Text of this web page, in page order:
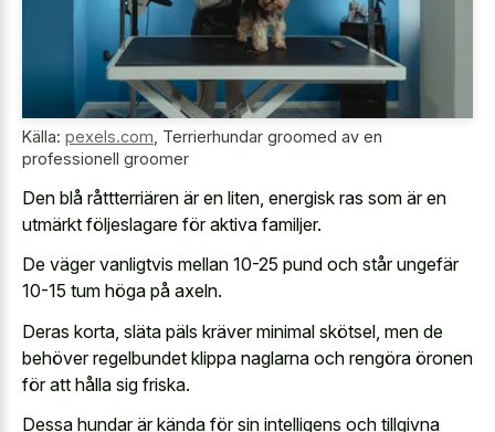
Källa: pexels.com Terrierhundar groomed av en
professionell groomer
Den blå råttterriären är en liten, energisk ras som är en
utmärkt följeslagare för aktiva familjer.
De väger vanligtvis mellan 10-25 pund och står ungefär
10-15 tum höga på axeln.
Deras korta, släta päls kräver minimal skötsel, men de
behöver regelbundet klippa naglarna och rengöra öronen
för att hålla sig friska.
Dessa hundar är kända för sin intelligens och tillgivna